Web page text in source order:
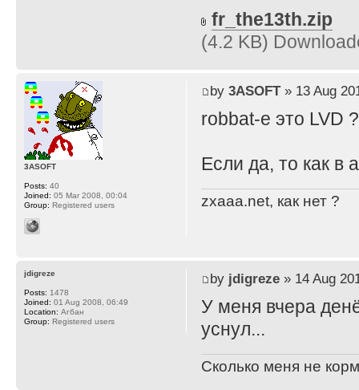
fr_the13th.zip
(4.2 KB)
by 3ASOFT» 13 Aug
robbat-e это LVD ?
Если да, то как в
zxaaa.net, как нет ?
3ASOFT
Posts: 40
Joined: 05 Mar 2008, 00:04
Group: Registered users
by jdigreze» 14 Aug
У меня вчера
уснул...
Сколько меня не
jdigreze
Posts: 1478
Joined: 01 Aug 2008, 06:49
Location: Агбан
Group: Registered users